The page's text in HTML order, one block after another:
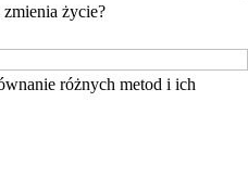
życie?
różnych metod i ich